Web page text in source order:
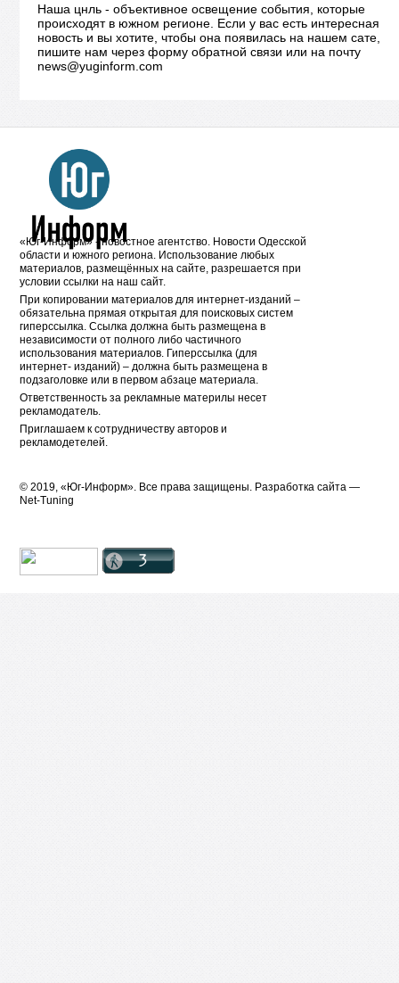
Наша цнль - объективное освещение события, которые
происходят в южном регионе. Если у вас есть интересная
новость и вы хотите, чтобы она появилась на нашем сате,
пишите нам через форму обратной связи или на почту
news@yuginform.com
«Юг-Информ» - новостное агентство. Новости Одесской
области и южного региона. Использование любых
материалов, размещённых на сайте, разрешается при
условии ссылки на наш сайт.
При копировании материалов для интернет-изданий –
обязательна прямая открытая для поисковых систем
гиперссылка. Ссылка должна быть размещена в
независимости от полного либо частичного
использования материалов. Гиперссылка (для
интернет- изданий) – должна быть размещена в
подзаголовке или в первом абзаце материала.
Ответственность за рекламные материлы несет
рекламодатель.
Приглашаем к сотрудничеству авторов и
рекламодетелей.
© 2019, «Юг-Информ». Все права защищены. Разработка cайта —
Net-Tuning